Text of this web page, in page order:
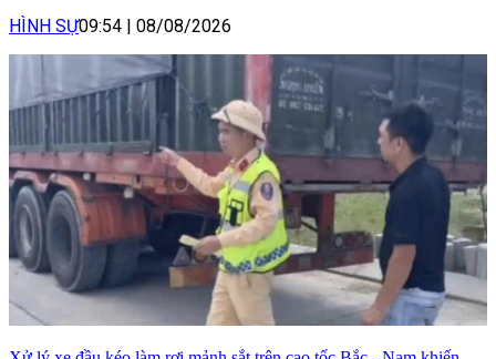
HÌNH SỰ09:54 08/08/2026